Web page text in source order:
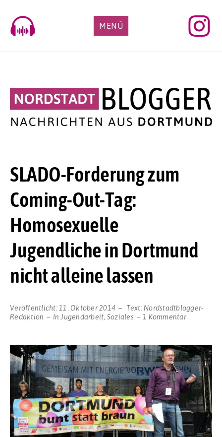
content
MENÜ
SLADO-Forderung zum
Coming-Out-Tag:
Homosexuelle
Jugendliche in Dortmund
nicht alleine lassen
Veröffentlicht: 11. Oktober 2014 Text: Nordstadtblogger-
Redaktion
In Jugendarbeit, Soziales 1 Kommentarzu
Coming-
Out-
Tag:
Dortmund
nicht
alleine
lassen